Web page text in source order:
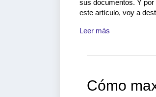
sus documentos. Y
este artículo, voy a
Leer más
Cómo